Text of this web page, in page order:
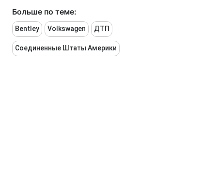
Больше по теме:
Bentley Volkswagen ДТП
Соединенные Штаты Америки